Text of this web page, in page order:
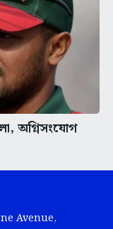
অগ্নিসংযোগ
Avenue,